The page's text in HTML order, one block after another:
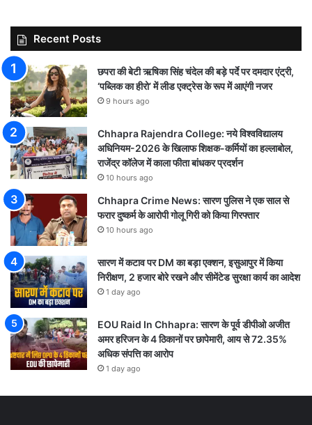
Recent Posts
छपरा की बेटी ऋषिका सिंह चंदेल की बड़े पर्दे पर दमदार एंट्री,
‘पब्लिक का हीरो’ में लीड एक्ट्रेस के रूप में आएंगी नजर
9 hours ago
Chhapra Rajendra College: नये विश्वविद्यालय
अधिनियम-2026 के खिलाफ शिक्षक-कर्मियों का हल्लाबोल,
राजेंद्र कॉलेज में काला फीता बांधकर प्रदर्शन
10 hours ago
Chhapra Crime News: सारण पुलिस ने एक साल से
फरार दुष्कर्म के आरोपी गोलू गिरी को किया गिरफ्तार
10 hours ago
सारण में कटाव पर DM का बड़ा एक्शन, इसुआपुर में किया
निरीक्षण, 2 हजार बोरे रखने और सीमेंटेड सुरक्षा कार्य का आदेश
1 day ago
EOU Raid In Chhapra: सारण के पूर्व डीपीओ अजीत
अमर हरिजन के 4 ठिकानों पर छापेमारी, आय से 72.35%
अधिक संपत्ति का आरोप
1 day ago